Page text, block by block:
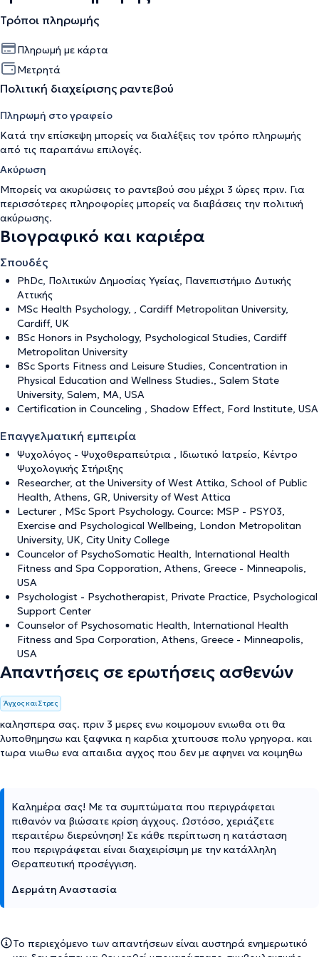
Τρόποι πληρωμής
Πληρωμή με κάρτα
Μετρητά
Πολιτική διαχείρισης ραντεβού
Πληρωμή στο γραφείο
Κατά την επίσκεψη μπορείς να διαλέξεις τον τρόπο πληρωμής
από τις παραπάνω επιλογές.
Ακύρωση
Μπορείς να ακυρώσεις το ραντεβού σου μέχρι 3 ώρες πριν. Για
περισσότερες πληροφορίες μπορείς να διαβάσεις την πολιτική
ακύρωσης.
Βιογραφικό και καριέρα
Σπουδές
PhDc, Πολιτικών Δημοσίας Υγείας, Πανεπιστήμιο Δυτικής
Αττικής
MSc Health Psychology, , Cardiff Metropolitan University,
Cardiff, UK
BSc Honors in Psychology, Psychological Studies, Cardiff
Metropolitan University
BSc Sports Fitness and Leisure Studies, Concentration in
Physical Education and Wellness Studies., Salem State
University, Salem, MA, USA
Certification in Counceling , Shadow Effect, Ford Institute, USA
Επαγγελματική εμπειρία
Ψυχολόγος - Ψυχοθεραπεύτρια , Ιδιωτικό Ιατρείο, Κέντρο
Ψυχολογικής Στήριξης
Researcher, at the University of West Attika, School of Public
Health, Athens, GR, University of West Attica
Lecturer , MSc Sport Psychology. Cource: MSP - PSY03,
Exercise and Psychological Wellbeing, London Metropolitan
University, UK, City Unity College
Councelor of PsychoSomatic Health, International Health
Fitness and Spa Copporation, Athens, Greece - Minneapolis,
USA
Psychologist - Psychotherapist, Private Practice, Psychological
Support Center
Counselor of Psychosomatic Health, International Health
Fitness and Spa Corporation, Athens, Greece - Minneapolis,
USA
Απαντήσεις σε ερωτήσεις ασθενών
Άγχος και Στρες
καλησπερα σας. πριν 3 μερες ενω κοιμομουν ενιωθα οτι θα
λυποθημησω και ξαφνικα η καρδια χτυπουσε πολυ γρηγορα. και
τωρα νιωθω ενα απαιδια αγχος που δεν με αφηνει να κοιμηθω
Καλημέρα σας! Με τα συμπτώματα που περιγράφεται
πιθανόν να βιώσατε κρίση άγχους. Ωστόσο, χεριάζετε
περαιτέρω διερεύνηση! Σε κάθε περίπτωση η κατάσταση
που περιγράφεται είναι διαχειρίσιμη με την κατάλληλη
Θεραπευτική προσέγγιση.
Δερμάτη Αναστασία
Το περιεχόμενο των απαντήσεων είναι αυστηρά ενημερωτικό